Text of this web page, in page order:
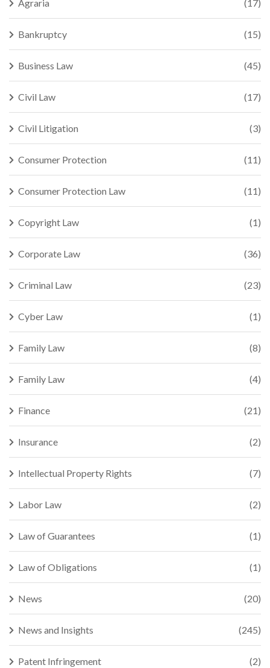
Agraria (17)
Bankruptcy (15)
Business Law (45)
Civil Law (17)
Civil Litigation (3)
Consumer Protection (11)
Consumer Protection Law (11)
Copyright Law (1)
Corporate Law (36)
Criminal Law (23)
Cyber Law (1)
Family Law (8)
Family Law (4)
Finance (21)
Insurance (2)
Intellectual Property Rights (7)
Labor Law (2)
Law of Guarantees (1)
Law of Obligations (1)
News (20)
News and Insights (245)
Patent Infringement (2)